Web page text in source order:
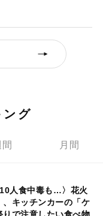
グ
月間
人食中毒も…〉花火
キッチンカーの「ケ